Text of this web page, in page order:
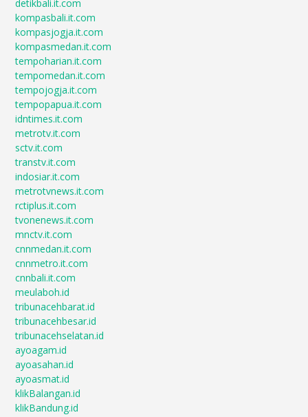
detikbali.it.com
kompasbali.it.com
kompasjogja.it.com
kompasmedan.it.com
tempoharian.it.com
tempomedan.it.com
tempojogja.it.com
tempopapua.it.com
idntimes.it.com
metrotv.it.com
sctv.it.com
transtv.it.com
indosiar.it.com
metrotvnews.it.com
rctiplus.it.com
tvonenews.it.com
mnctv.it.com
cnnmedan.it.com
cnnmetro.it.com
cnnbali.it.com
meulaboh.id
tribunacehbarat.id
tribunacehbesar.id
tribunacehselatan.id
ayoagam.id
ayoasahan.id
ayoasmat.id
klikBalangan.id
klikBandung.id